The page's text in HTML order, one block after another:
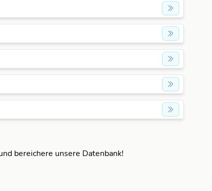
bereichere unsere Datenbank!